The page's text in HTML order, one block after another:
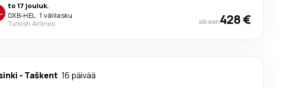
to 17 jouluk.
DXB-HEL· 1 välilasku
Turkish Airlines
alkaen428 €
- Taškent 16 päivää